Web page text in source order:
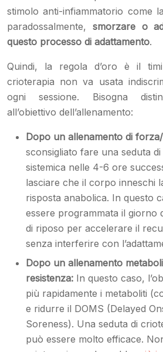
stimolo anti-infiammatorio come
paradossalmente, smorzare o
questo processo di adattamento.
Quindi, la regola d’oro è il
crioterapia non va usata
ogni sessione. Bisogna
all’obiettivo dell’allenamento:
Dopo un allenamento di
sconsigliato fare una seduta
sistemica nelle 4-6 ore
lasciare che il corpo inneschi
risposta anabolica. In questo
essere programmata il giorno
di riposo per accelerare il
senza interferire con
Dopo un allenamento
resistenza: In questo caso,
più rapidamente i metaboliti
e ridurre il DOMS (Delayed
Soreness). Una seduta di
può essere molto efficace.